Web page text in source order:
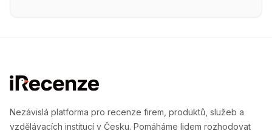
Nezávislá platforma pro recenze firem, produktů, služeb a
vzdělávacích institucí v Česku. Pomáháme lidem rozhodovat